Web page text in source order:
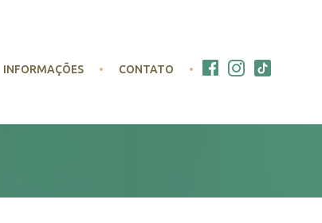
INFORMAÇÕES CONTATO